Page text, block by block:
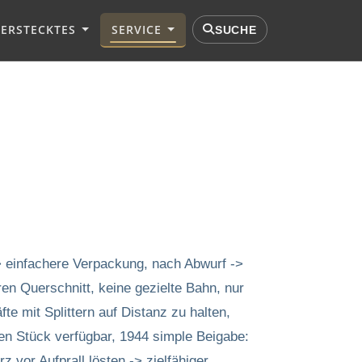
SERVICE SUCHE
Verpackung, nach Abwurf ->
Querschnitt, keine gezielte Bahn, nur
mit Splittern auf Distanz zu halten,
Stück verfügbar, 1944 simple Beigabe: